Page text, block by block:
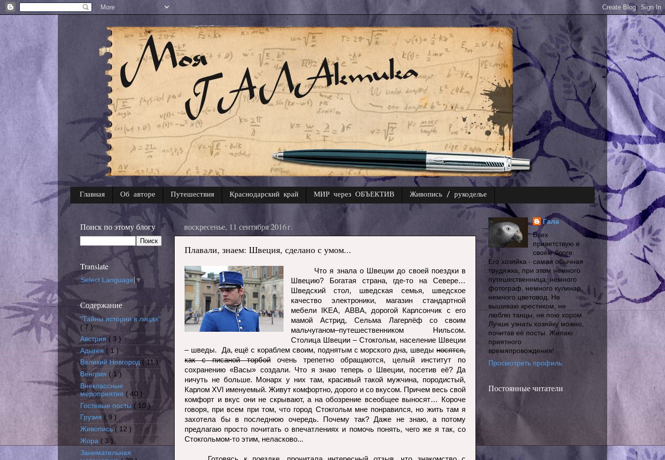
Главная Об авторе Путешествия Краснодарский край МИР через ОБЪЕКТИВ Живопись / рукоделье
воскресенье, 11 сентября 2016 г.
Плавали, знаем: Швеция, сделано с умом...
Что я знала о Швеции до своей поездки в
Швецию? Богатая страна, где-то на Севере…
Шведский стол, шведская семья, шведское
качество электроники, магазин стандартной
мебели IKEA, ABBA, дорогой Карлсончик с его
мамой Астрид, Сельма Лагерлёф со своим
мальчуганом–путешественником Нильсом.
Столица Швеции – Стокгольм, население Швеции
– шведы. Да, ещё с кораблем своим, поднятым с морского дна, шведы носятся,
как с писаной торбойочень трепетно обращаются, целый институт по
сохранению «Васы» создали. Что я знаю теперь о Швеции, посетив её? Да
ничуть не больше. Монарх у них там, красивый такой мужчина, породистый,
КарломXVI именуемый. Живут комфортно, дорого и со вкусом. Причем весь свой
комфорт и вкус они не скрывают, а на обозрение всеобщее выносят… Короче
говоря, при всем при том, что город Стокгольм мне понравился, но жить там я
захотела бы в последнюю очередь. Почему так? Даже не знаю, а потому
предлагаю просто почитать о впечатлениях и помочь понять, чего же я так, со
Стокгольмом-то этим, неласково...
Поиск по этому блогу
Translate
Select Language ▼
Содержание
"Тайны истории в лицах"
( 7 )
Австрия ( 3 )
Адыгея ( 1 )
Великий Новгород ( 11 )
Венгрия ( 1 )
Внеклассные
мероприятия ( 40 )
Гостевые посты ( 10 )
Грузия ( 9 )
Живопись ( 12 )
Жора ( 3 )
Занимательная
Гала
Всех
приветствую в
своём блоге.
Его хозяйка - самая обычная
трудяжка, при этом немного
путешественница, немного
фотограф, немного кулинар,
немного цветовод. Не
вышиваю крестиком, не
люблю танцы, не пою хором.
Лучше узнать хозяйку можно,
почитав её посты. Желаю
приятного
времяпровождения!
Просмотреть профиль
Постоянные читатели